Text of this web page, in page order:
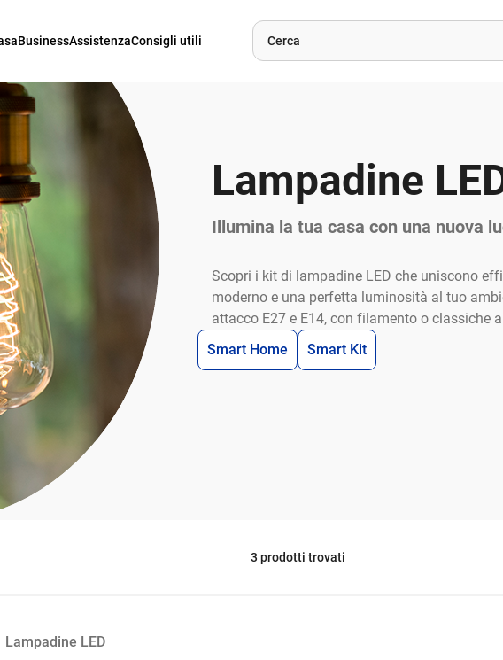
BusinessAssistenzaConsigli utili
Lampadine
Illumina la tua casa con una nuova
Scopri i kit di lampadine LED che uniscono
moderno e una perfetta luminosità al tuo
attacco E27 e E14, con filamento o classiche
Smart Home
Smart Kit
3 prodotti trovati
Lampadine LED